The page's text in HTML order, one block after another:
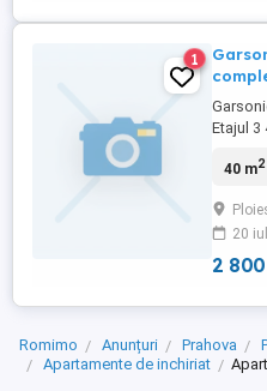
1
Etajul 3
Zona
40 m2
20
2 800
Romimo Anunțuri Prahova
Apartamente de inchiriat